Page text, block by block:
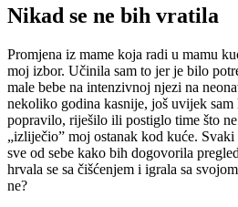
Nikad se ne bih vratila
Promjena iz mame koja radi u mamu
moj izbor. Učinila sam to jer je bilo
male bebe na intenzivnoj njezi na
nekoliko godina kasnije, još uvijek
popravilo, riješilo ili postiglo time što
„izliječio” moj ostanak kod kuće.
sve od sebe kako bih dogovorila
hrvala se sa čišćenjem i igrala sa
ne?